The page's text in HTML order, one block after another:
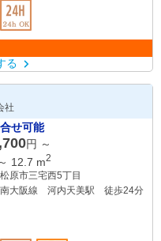
る
社
せ可能
円 ～
～ 12.7 m2
原市三宅西5丁目
大阪線 河内天美駅 徒歩24分